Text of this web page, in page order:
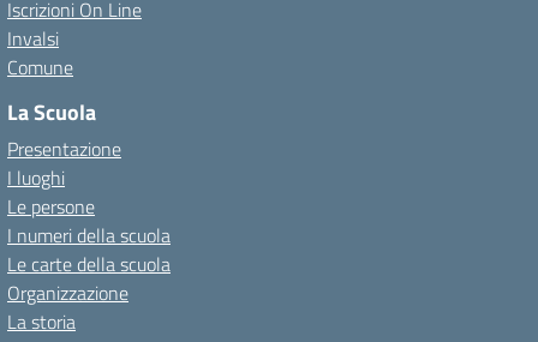
Iscrizioni On Line
Invalsi
Comune
La Scuola
Presentazione
I luoghi
Le persone
I numeri della scuola
Le carte della scuola
Organizzazione
La storia